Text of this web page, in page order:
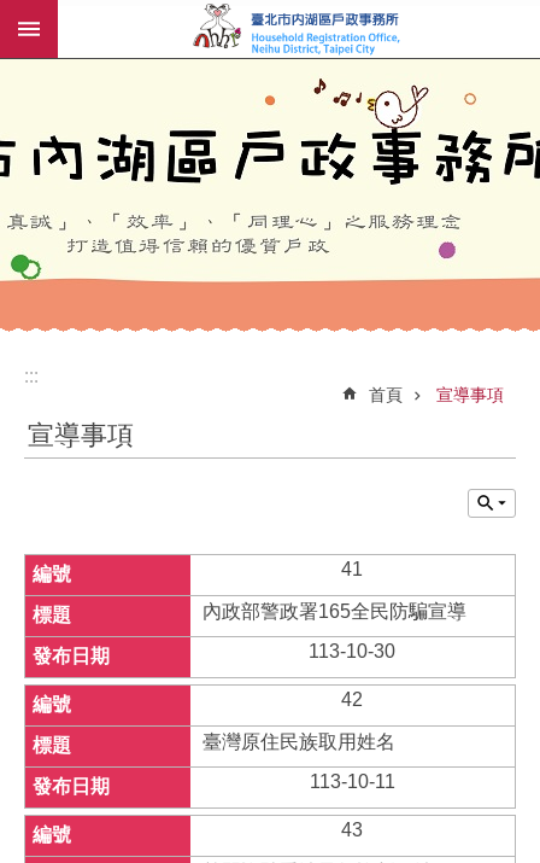
跳到主要內容區塊
:::
:::
首頁 宣導事項
宣導事項
41
內政部警政署165全民防騙宣導
113-10-30
42
臺灣原住民族取用姓名
113-10-11
43